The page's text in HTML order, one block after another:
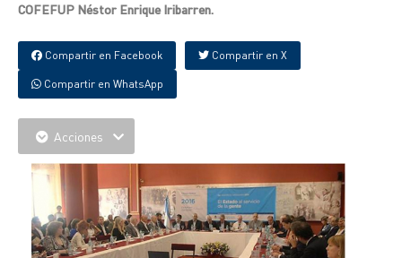
COFEFUP Néstor Enrique Iribarren.
Compartir en Facebook Compartir en X
Compartir en WhatsApp
Acciones